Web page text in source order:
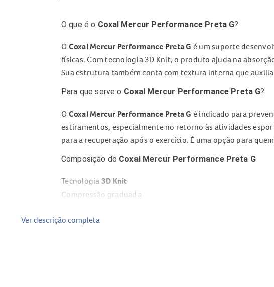
O que é o Coxal Mercur Performance Preta G?
O Coxal Mercur Performance Preta G é um suporte
físicas. Com tecnologia 3D Knit, o produto ajuda na
Sua estrutura também conta com textura interna que
Para que serve o Coxal Mercur Performance Preta G?
O Coxal Mercur Performance Preta G é indicado para
estiramentos, especialmente no retorno às atividades
para a recuperação após o exercício. É uma opção para
Composição do Coxal Mercur Performance Preta G
Tecnologia 3D Knit
Compressão graduada
Estrutura bilateral
Ver descrição completa